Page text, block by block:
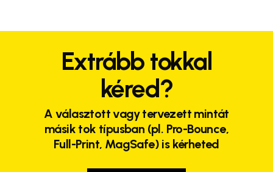
Extrább tokkal
kéred?
A választott vagy tervezett mintát
másik tok típusban (pl. Pro-Bounce,
Full-Print, MagSafe) is kérheted